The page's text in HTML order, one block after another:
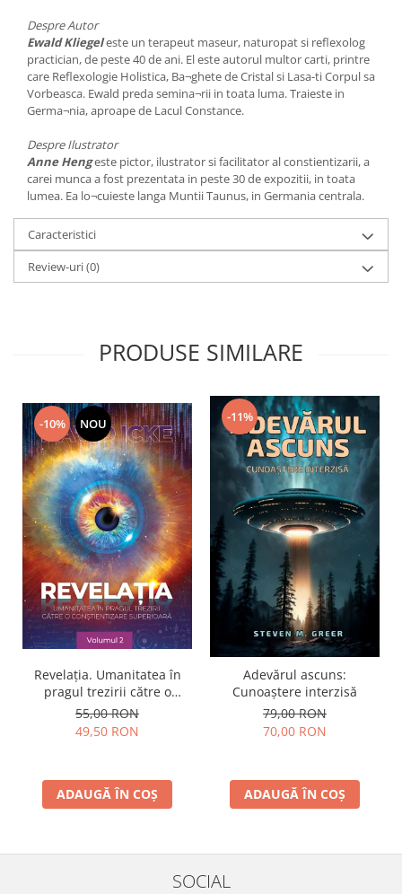
Despre Autor
Ewald Kliegeleste un terapeut maseur, naturopat si reflexolog
practician, de peste 40 de ani. El este autorul multor carti, printre
care Reflexologie Holistica, Ba¬ghete de Cristal si Lasa-ti Corpul sa
Vorbeasca. Ewald preda semina¬rii in toata luma. Traieste in
Germa¬nia, aproape de Lacul Constance.
Despre Ilustrator
Anne Hengeste pictor, ilustrator si facilitator al constientizarii, a
carei munca a fost prezentata in peste 30 de expozitii, in toata
lumea. Ea lo¬cuieste langa Muntii Taunus, in Germania centrala.
Caracteristici
Review-uri(0)
PRODUSE SIMILARE
-10% NOU
Revelația. Umanitatea în
pragul trezirii către o
conştientizare superioară,
volumul 2
55,00 RON
49,50 RON
ADAUGĂ ÎN COȘ
-11%
Adevărul ascuns:
Cunoaștere interzisă
79,00 RON
70,00 RON
ADAUGĂ ÎN COȘ
SOCIAL